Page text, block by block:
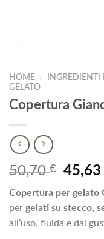
HOME / INGREDIENTI
GELATO
Copertura
50,70€
Il
era:
50,70
Copertura per gelato
per gelati su stecco,
all’uso, fluida e dal